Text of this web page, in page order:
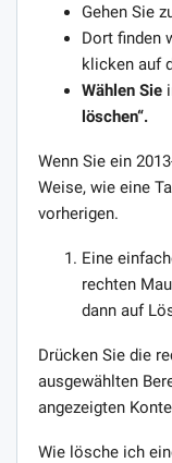
Gehen Sie
Dort finden
klicken auf
Wählen Sie
löschen“.
Wenn Sie ein
Weise, wie eine
vorherigen.
Eine
rechten
dann auf
Drücken Sie die
ausgewählten
angezeigten
Wie lösche ich